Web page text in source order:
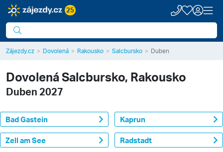
25
Zájezdy.cz Dovolená Rakousko Salcbursko Duben
DovolenáSalcbursko, Rakousko
Duben 2027
Bad Gastein Kaprun
Zell am See Radstadt